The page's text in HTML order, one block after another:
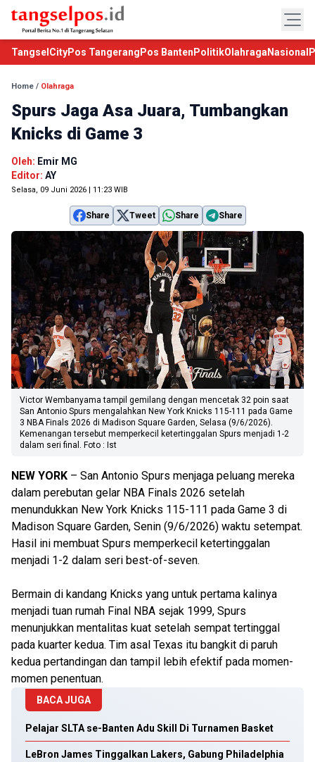
TangselCityPos Tangerang Pos Banten PolitikOlahraga Nasional
Home / Olahraga
Spurs Jaga Asa Juara, Tumbangkan
Knicks di Game 3
Oleh: Emir MG
Editor: AY
Selasa, 09 Juni 2026 | 11:23 WIB
Share Tweet Share Share
Victor Wembanyama tampil gemilang dengan mencetak 32 poin saat
San Antonio Spurs mengalahkan New York Knicks 115-111 pada Game
3 NBA Finals 2026 di Madison Square Garden, Selasa (9/6/2026).
Kemenangan tersebut memperkecil ketertinggalan Spurs menjadi 1-2
dalam seri final. Foto : Ist
NEW YORK – San Antonio Spurs menjaga peluang mereka
dalam perebutan gelar NBA Finals 2026 setelah
menundukkan New York Knicks 115-111 pada Game 3 di
Madison Square Garden, Senin (9/6/2026) waktu setempat.
Hasil ini membuat Spurs memperkecil ketertinggalan
menjadi 1-2 dalam seri best-of-seven.
Bermain di kandang Knicks yang untuk pertama kalinya
menjadi tuan rumah Final NBA sejak 1999, Spurs
menunjukkan mentalitas kuat setelah sempat tertinggal
pada kuarter kedua. Tim asal Texas itu bangkit di paruh
kedua pertandingan dan tampil lebih efektif pada momen-
momen penentuan.
BACA JUGA
Pelajar SLTA se-Banten Adu Skill Di Turnamen Basket
LeBron James Tinggalkan Lakers, Gabung Philadelphia